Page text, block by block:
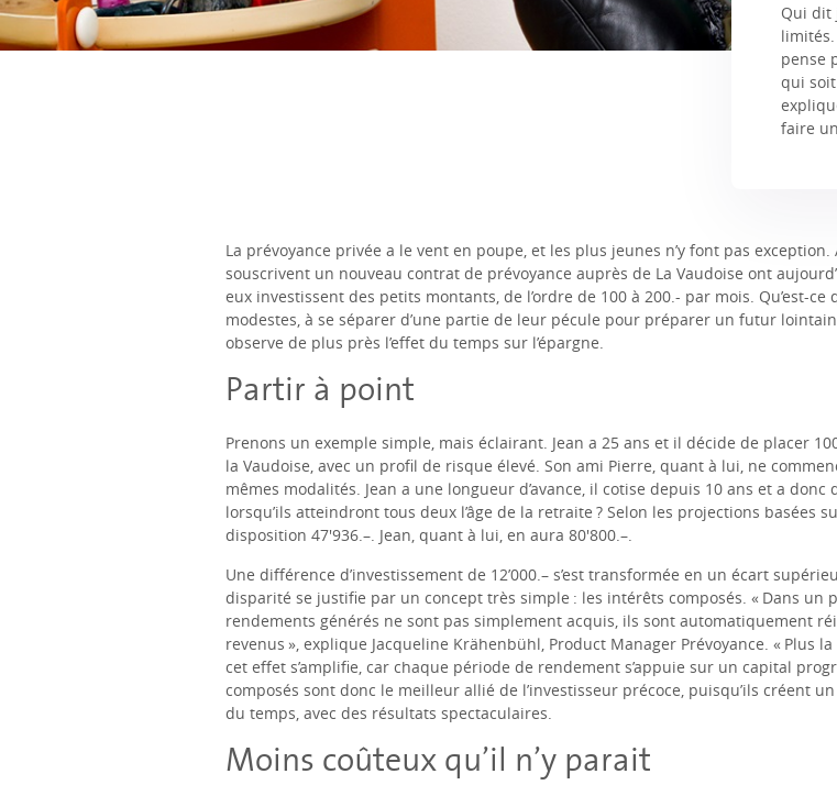
Qui dit
pense
qui
faire
La prévoyance privée a le vent en poupe, et les plus jeunes n’y font pas
souscrivent un nouveau contrat de prévoyance auprès de La Vaudoise ont
eux investissent des petits montants, de l’ordre de 100 à 200.- par mois. Qu’est-
modestes, à se séparer d’une partie de leur pécule pour préparer un futur
observe de plus près l’effet du temps sur l’épargne.
Partir à point
Prenons un exemple simple, mais éclairant. Jean a 25 ans et il décide de placer
la Vaudoise, avec un profil de risque élevé. Son ami Pierre, quant à lui, ne
mêmes modalités. Jean a une longueur d’avance, il cotise depuis 10 ans et a donc
lorsqu’ils atteindront tous deux l’âge de la retraite ? Selon les projections basées
disposition 47'936.–. Jean, quant à lui, en aura 80'800.–.
Une différence d’investissement de 12’000.– s’est transformée en un écart
disparité se justifie par un concept très simple : les intérêts composés. « Dans un
rendements générés ne sont pas simplement acquis, ils sont automatiquement
revenus », explique Jacqueline Krähenbühl, Product Manager Prévoyance. « Plus
cet effet s’amplifie, car chaque période de rendement s’appuie sur un capital
composés sont donc le meilleur allié de l’investisseur précoce, puisqu’ils créent
du temps, avec des résultats spectaculaires.
Moins coûteux qu’il n’y parait